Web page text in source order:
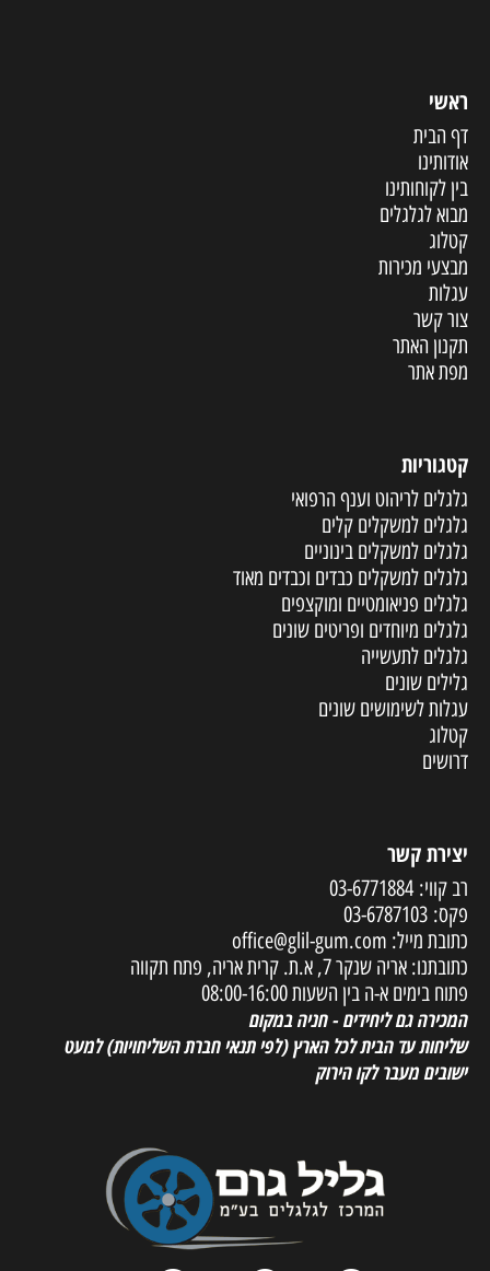
ראשי
דף הבית
אודותינו
בין לקוחותינו
מבוא לגלגלים
קטלוג
מבצעי מכירות
עגלות
צור קשר
תקנון האתר
מפת אתר
קטגוריות
גלגלים לריהוט וענף הרפואי
גלגלים למשקלים קלים
גלגלים למשקלים בינוניים
גלגלים למשקלים כבדים וכבדים מאוד
גלגלים פניאומטיים ומוקצפים
גלגלים מיוחדים ופריטים שונים
גלגלים לתעשייה
גלילים שונים
עגלות לשימושים שונים
קטלוג
דרושים
יצירת קשר
רב קווי:03-6771884
פקס: 03-6787103
כתובת מייל: office@glil-gum.com
כתובתנו: אריה שנקר 7, א.ת. קרית אריה, פתח תקווה
פתוח בימים א-ה בין השעות 08:00-16:00
המכירה גם ליחידים - חניה במקום
שליחות עד הבית לכל הארץ(לפי תנאי חברת השליחויות) למעט
ישובים מעבר לקו הירוק